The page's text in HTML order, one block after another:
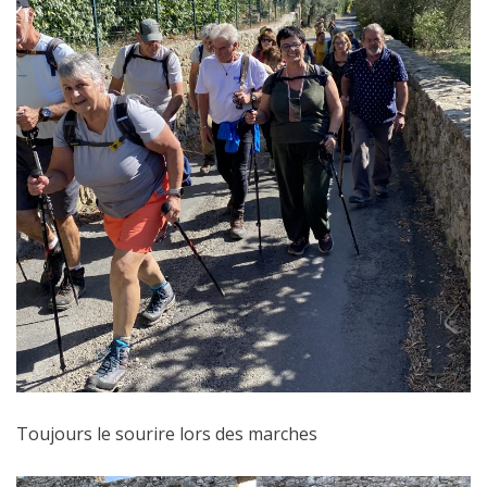
Toujours le sourire lors des marches